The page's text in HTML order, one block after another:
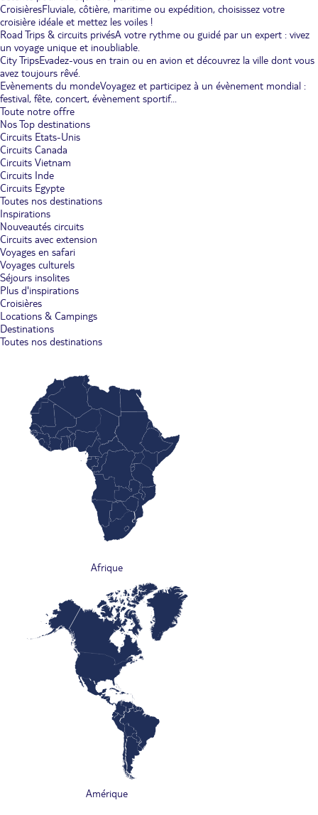
CroisièresFluviale, côtière, maritime ou expédition, choisissez votre
croisière idéale et mettez les voiles !
Road Trips & circuits privésA votre rythme ou guidé par un expert : vivez
un voyage unique et inoubliable.
City TripsEvadez-vous en train ou en avion et découvrez la ville dont vous
avez toujours rêvé.
Evènements du mondeVoyagez et participez à un évènement mondial :
festival, fête, concert, évènement sportif...
Toute notre offre
Nos Top destinations
Circuits Etats-Unis
Circuits Canada
Circuits Vietnam
Circuits Inde
Circuits Egypte
Toutes nos destinations
Inspirations
Nouveautés circuits
Circuits avec extension
Voyages en safari
Voyages culturels
Séjours insolites
Plus d'inspirations
Croisières
Locations & Campings
Destinations
Toutes nos destinations
Afrique
Amérique